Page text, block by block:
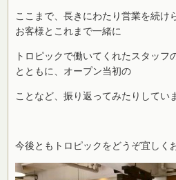
ここまで、長きにわたり営業を続け
お客様とこれまで一緒に
トロピックで働いてくれたスタッフ
とともに、オープン当初の
ことなど、振り返ってみたりしてい
今後ともトロピックをどうぞ宜しく